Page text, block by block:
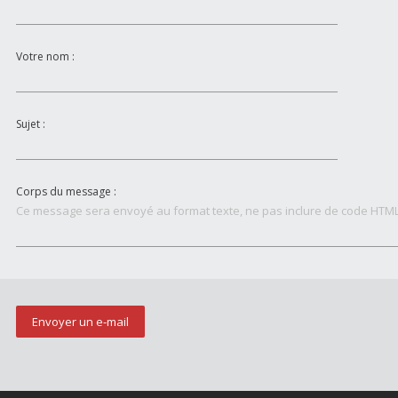
Votre nom :
Sujet :
Corps du message :
Ce message sera envoyé au format texte, ne pas inclure de code